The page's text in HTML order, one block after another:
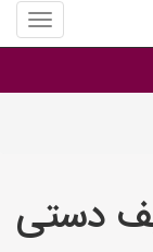
منوی
سایت
فروشی
دستی